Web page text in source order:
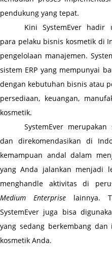
pendukung yang tepat.
Kini SystemEver hadir
para pelaku bisnis kosmetik di
pengelolaan manajemen.
sistem ERP yang mempunyai
dengan kebutuhan bisnis atau
persediaan, keuangan,
kosmetik.
SystemEver
dan direkomendasikan di
kemampuan andal dalam
yang Anda jalankan menjadi
menghandle aktivitas di
Medium Enterprise lainnya.
SystemEver juga bisa
yang sedang berkembang
kosmetik Anda.